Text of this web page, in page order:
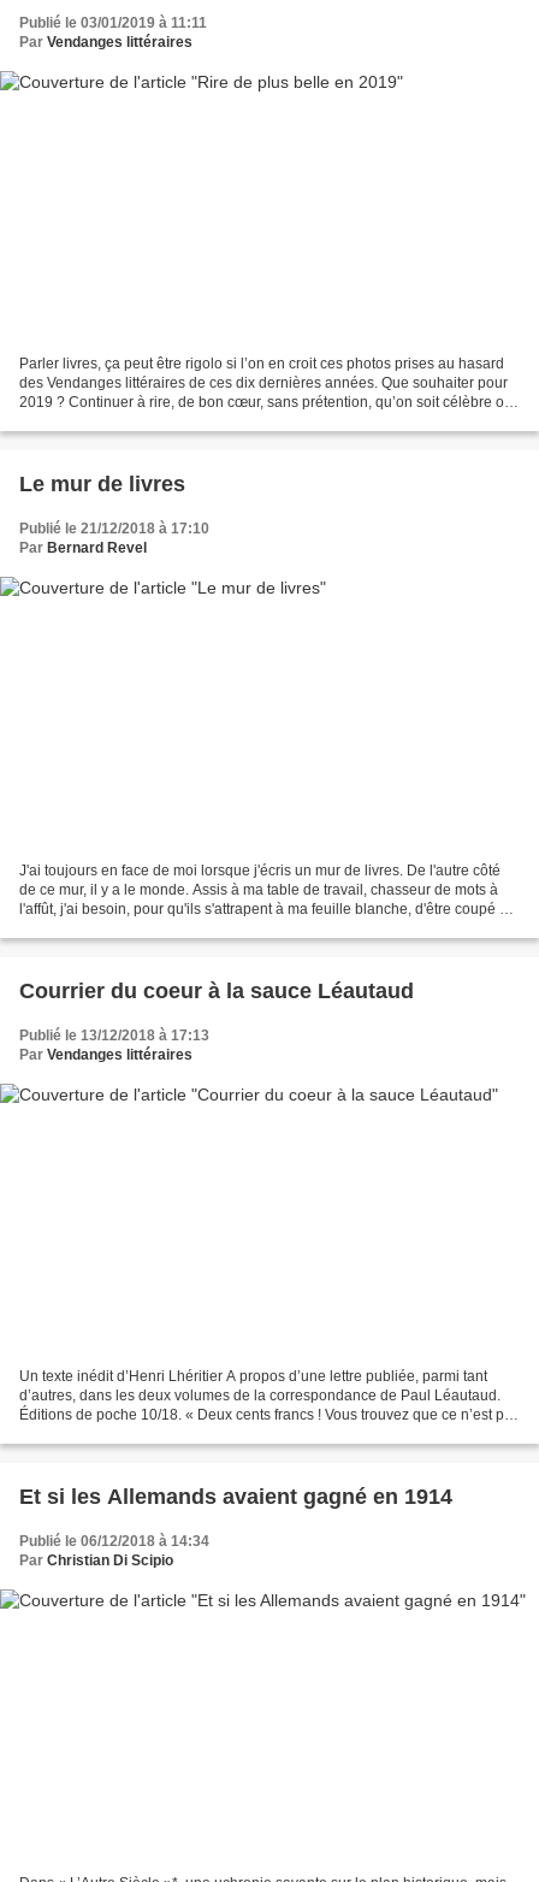
Publié le 03/01/2019 à 11:11
Par Vendanges littéraires
Parler livres, ça peut être rigolo si l’on en croit ces photos prises au hasard
des Vendanges littéraires de ces dix dernières années. Que souhaiter pour
2019 ? Continuer à rire, de bon cœur, sans prétention, qu’on soit célèbre ou
Le mur de livres
Publié le 21/12/2018 à 17:10
Par Bernard Revel
J'ai toujours en face de moi lorsque j'écris un mur de livres. De l'autre côté
de ce mur, il y a le monde. Assis à ma table de travail, chasseur de mots à
l'affût, j'ai besoin, pour qu'ils s'attrapent à ma feuille blanche, d'être coupé de
Courrier du coeur à la sauce Léautaud
Publié le 13/12/2018 à 17:13
Par Vendanges littéraires
Un texte inédit d’Henri Lhéritier A propos d’une lettre publiée, parmi tant
d’autres, dans les deux volumes de la correspondance de Paul Léautaud.
Éditions de poche 10/18. « Deux cents francs ! Vous trouvez que ce n’est pas
Et si les Allemands avaient gagné en 1914
Publié le 06/12/2018 à 14:34
Par Christian Di Scipio